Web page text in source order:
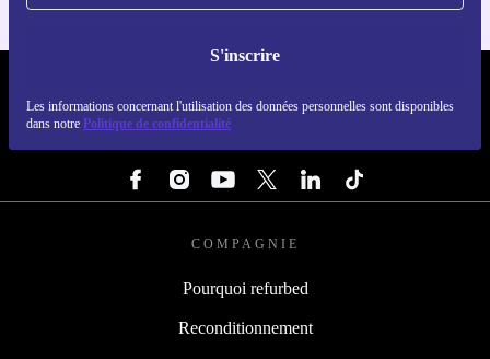
S'inscrire
Les informations concernant l'utilisation des données personnelles sont disponibles
dans notre Politique de confidentialité
COMPAGNIE
Pourquoi refurbed
Reconditionnement